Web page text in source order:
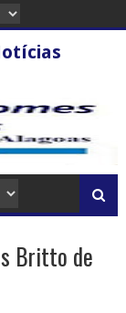
Britto de